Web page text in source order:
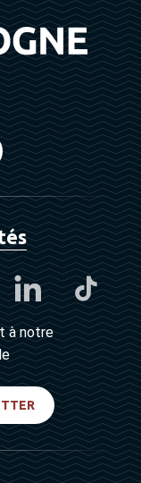
à notre